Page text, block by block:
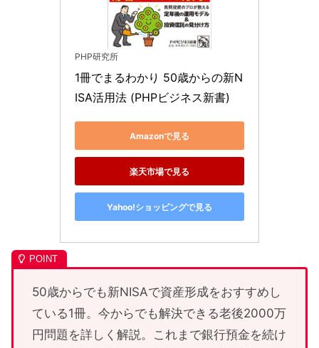
PHP研究所
1冊でまるわかり 50歳からの新N
ISA活用法 (PHPビジネス新書)
Amazonで見る
楽天市場で見る
Yahoo!ショッピングで見る
50歳からでも新NISAで資産形成をおすすめし
ている1冊。今からでも解決できる老後2000万
円問題を詳しく解説。これまで銀行預金を続け